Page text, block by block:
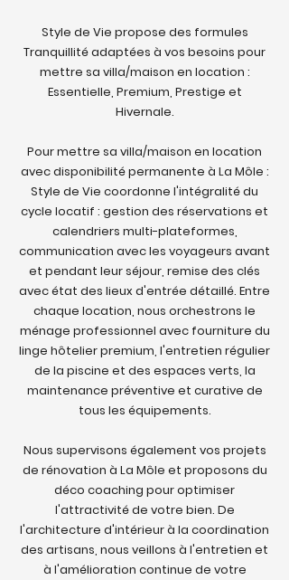
Style de Vie propose des formules
Tranquillité adaptées à vos besoins pour
mettre sa villa/maison en location :
Essentielle, Premium, Prestige et
Hivernale.
Pour mettre sa villa/maison en location
avec disponibilité permanente à La Môle :
Style de Vie coordonne l'intégralité du
cycle locatif : gestion des réservations et
calendriers multi-plateformes,
communication avec les voyageurs avant
et pendant leur séjour, remise des clés
avec état des lieux d'entrée détaillé. Entre
chaque location, nous orchestrons le
ménage professionnel avec fourniture du
linge hôtelier premium, l'entretien régulier
de la piscine et des espaces verts, la
maintenance préventive et curative de
tous les équipements.
Nous supervisons également vos projets
de rénovation à La Môle et proposons du
déco coaching pour optimiser
l'attractivité de votre bien. De
l'architecture d'intérieur à la coordination
des artisans, nous veillons à l'entretien et
à l'amélioration continue de votre